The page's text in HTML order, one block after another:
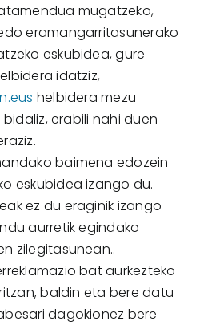
mugatzeko,
eramangarritasunerako
eskubidea, gure
idatziz,
helbidera mezu
erabili nahi duen
baimena edozein
eskubidea izango du.
ez du eraginik izango
aurretik egindako
zilegitasunean..
bat aurkezteko
baldin eta bere datu
dagokionez bere